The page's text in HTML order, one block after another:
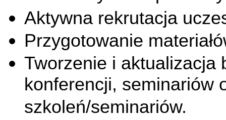
Aktywna rekrutacja
Przygotowanie
Tworzenie i aktualizacja
konferencji, seminariów
szkoleń/seminariów.